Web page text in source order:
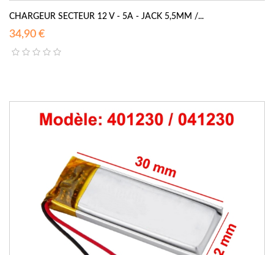
CHARGEUR SECTEUR 12 V - 5A - JACK 5,5MM /...
34,90 €